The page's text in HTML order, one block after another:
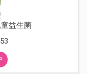
童益生菌